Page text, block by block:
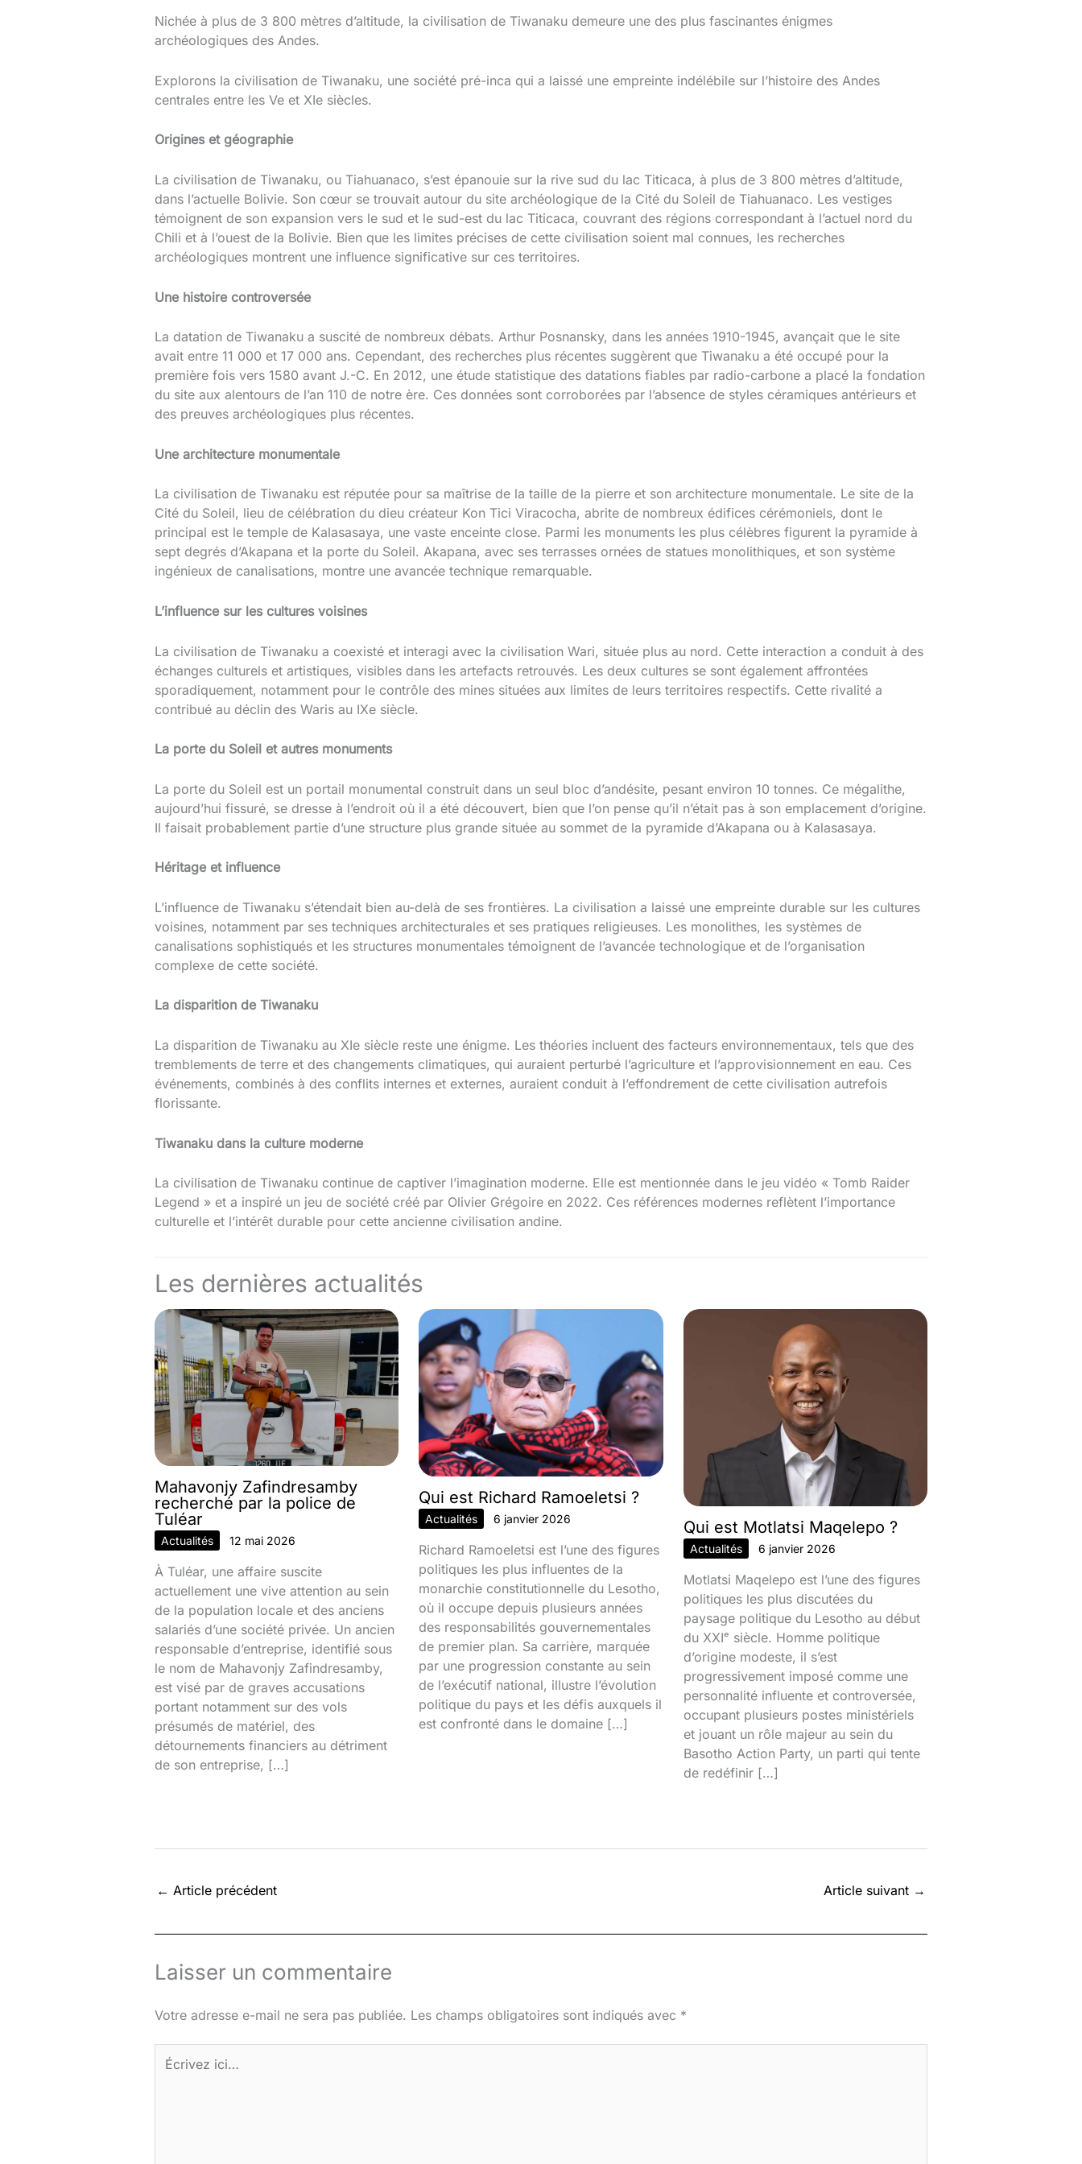
Nichée à plus de 3 800 mètres d’altitude, la civilisation de Tiwanaku demeure une des plus fascinantes énigmes
archéologiques des Andes.
Explorons la civilisation de Tiwanaku, une société pré-inca qui a laissé une empreinte indélébile sur l’histoire des Andes
centrales entre les Ve et XIe siècles.
Origines et géographie
La civilisation de Tiwanaku, ou Tiahuanaco, s’est épanouie sur la rive sud du lac Titicaca, à plus de 3 800 mètres d’altitude,
dans l’actuelle Bolivie. Son cœur se trouvait autour du site archéologique de la Cité du Soleil de Tiahuanaco. Les vestiges
témoignent de son expansion vers le sud et le sud-est du lac Titicaca, couvrant des régions correspondant à l’actuel nord du
Chili et à l’ouest de la Bolivie. Bien que les limites précises de cette civilisation soient mal connues, les recherches
archéologiques montrent une influence significative sur ces territoires.
Une histoire controversée
La datation de Tiwanaku a suscité de nombreux débats. Arthur Posnansky, dans les années 1910-1945, avançait que le site
avait entre 11 000 et 17 000 ans. Cependant, des recherches plus récentes suggèrent que Tiwanaku a été occupé pour la
première fois vers 1580 avant J.-C. En 2012, une étude statistique des datations fiables par radio-carbone a placé la fondation
du site aux alentours de l’an 110 de notre ère. Ces données sont corroborées par l’absence de styles céramiques antérieurs et
des preuves archéologiques plus récentes.
Une architecture monumentale
La civilisation de Tiwanaku est réputée pour sa maîtrise de la taille de la pierre et son architecture monumentale. Le site de la
Cité du Soleil, lieu de célébration du dieu créateur Kon Tici Viracocha, abrite de nombreux édifices cérémoniels, dont le
principal est le temple de Kalasasaya, une vaste enceinte close. Parmi les monuments les plus célèbres figurent la pyramide à
sept degrés d’Akapana et la porte du Soleil. Akapana, avec ses terrasses ornées de statues monolithiques, et son système
ingénieux de canalisations, montre une avancée technique remarquable.
L’influence sur les cultures voisines
La civilisation de Tiwanaku a coexisté et interagi avec la civilisation Wari, située plus au nord. Cette interaction a conduit à des
échanges culturels et artistiques, visibles dans les artefacts retrouvés. Les deux cultures se sont également affrontées
sporadiquement, notamment pour le contrôle des mines situées aux limites de leurs territoires respectifs. Cette rivalité a
contribué au déclin des Waris au IXe siècle.
La porte du Soleil et autres monuments
La porte du Soleil est un portail monumental construit dans un seul bloc d’andésite, pesant environ 10 tonnes. Ce mégalithe,
aujourd’hui fissuré, se dresse à l’endroit où il a été découvert, bien que l’on pense qu’il n’était pas à son emplacement d’origine.
Il faisait probablement partie d’une structure plus grande située au sommet de la pyramide d’Akapana ou à Kalasasaya.
Héritage et influence
L’influence de Tiwanaku s’étendait bien au-delà de ses frontières. La civilisation a laissé une empreinte durable sur les cultures
voisines, notamment par ses techniques architecturales et ses pratiques religieuses. Les monolithes, les systèmes de
canalisations sophistiqués et les structures monumentales témoignent de l’avancée technologique et de l’organisation
complexe de cette société.
La disparition de Tiwanaku
La disparition de Tiwanaku au XIe siècle reste une énigme. Les théories incluent des facteurs environnementaux, tels que des
tremblements de terre et des changements climatiques, qui auraient perturbé l’agriculture et l’approvisionnement en eau. Ces
événements, combinés à des conflits internes et externes, auraient conduit à l’effondrement de cette civilisation autrefois
florissante.
Tiwanaku dans la culture moderne
La civilisation de Tiwanaku continue de captiver l’imagination moderne. Elle est mentionnée dans le jeu vidéo « Tomb Raider
Legend » et a inspiré un jeu de société créé par Olivier Grégoire en 2022. Ces références modernes reflètent l’importance
culturelle et l’intérêt durable pour cette ancienne civilisation andine.
Les dernières actualités
Mahavonjy Zafindresamby
recherché par la police de
Tuléar
Actualités 12 mai 2026
À Tuléar, une affaire suscite
actuellement une vive attention au sein
de la population locale et des anciens
salariés d’une société privée. Un ancien
responsable d’entreprise, identifié sous
le nom de Mahavonjy Zafindresamby,
est visé par de graves accusations
portant notamment sur des vols
présumés de matériel, des
détournements financiers au détriment
de son entreprise, […]
Qui est Richard Ramoeletsi ?
Actualités 6 janvier 2026
Richard Ramoeletsi est l’une des figures
politiques les plus influentes de la
monarchie constitutionnelle du Lesotho,
où il occupe depuis plusieurs années
des responsabilités gouvernementales
de premier plan. Sa carrière, marquée
par une progression constante au sein
de l’exécutif national, illustre l’évolution
politique du pays et les défis auxquels il
est confronté dans le domaine […]
Qui est Motlatsi Maqelepo ?
Actualités 6 janvier 2026
Motlatsi Maqelepo est l’une des figures
politiques les plus discutées du
paysage politique du Lesotho au début
du XXIᵉ siècle. Homme politique
d’origine modeste, il s’est
progressivement imposé comme une
personnalité influente et controversée,
occupant plusieurs postes ministériels
et jouant un rôle majeur au sein du
Basotho Action Party, un parti qui tente
de redéfinir […]
← Article précédent Article suivant →
Laisser un commentaire
Votre adresse e-mail ne sera pas publiée. Les champs obligatoires sont indiqués avec *
Écrivez
ici…